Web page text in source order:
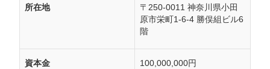
所在地
〒250-0011 神奈川県小田
原市栄町1-6-4 勝俣組ビル6
階
資本金 100,000,000円